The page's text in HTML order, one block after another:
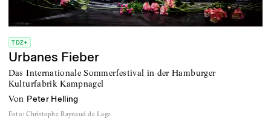
TDZ+
Urbanes Fieber
Das Internationale Sommerfestival in der Hamburger
Kulturfabrik Kampnagel
von Peter Helling
Foto: Christophe Raynaud de Lage